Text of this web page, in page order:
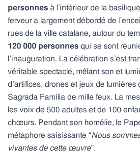
personnes à l’intérieur de la
ferveur a largement débordé de
rues de la ville catalane, autour du
120 000 personnes qui se sont
l’inauguration. La célébration s’est
véritable spectacle, mêlant son et
d’artifices, drones et jeux de lumières
Sagrada Familia de mille feux. La
les voix de 500 adultes et de 100
chœurs. Pendant son homélie, le
métaphore saisissante “Nous
vivantes de cette œuvre”.